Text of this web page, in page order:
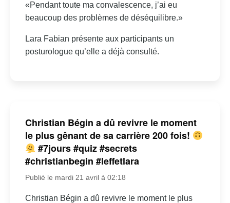
«Pendant toute ma convalescence, j’ai eu
beaucoup des problèmes de déséquilibre.»
Lara Fabian présente aux participants un
posturologue qu’elle a déjà consulté.
Christian Bégin a dû revivre le moment
le plus gênant de sa carrière 200 fois!
#7jours #quiz #secrets
#christianbegin #leffetlara
Publié le mardi 21 avril à 02:18
Christian Bégin a dû revivre le moment le plus